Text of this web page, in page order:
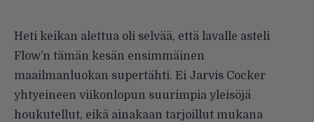
Heti keikan alettua oli selvää, että lavalle asteli
Flow’n tämän kesän ensimmäinen
maailmanluokan supertähti. Ei Jarvis Cocker
yhtyeineen viikonlopun suurimpia yleisöjä
houkutellut, eikä ainakaan tarjoillut mukana